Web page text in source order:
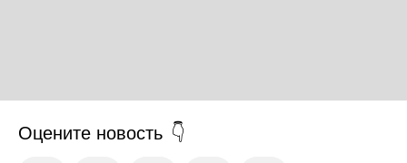
Оцените новость